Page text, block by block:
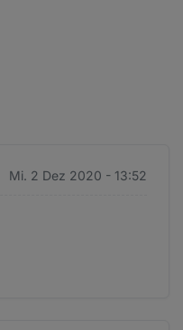
Mi. 2 Dez 2020 - 13:52